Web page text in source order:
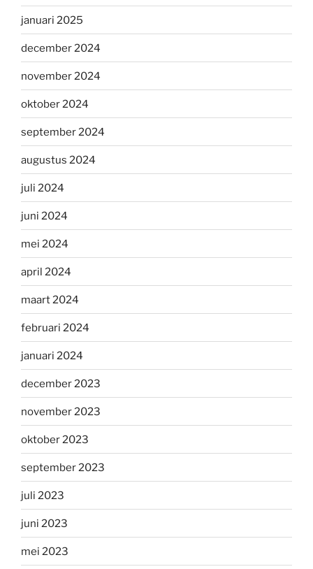
januari 2025
december 2024
november 2024
oktober 2024
september 2024
augustus 2024
juli 2024
juni 2024
mei 2024
april 2024
maart 2024
februari 2024
januari 2024
december 2023
november 2023
oktober 2023
september 2023
juli 2023
juni 2023
mei 2023